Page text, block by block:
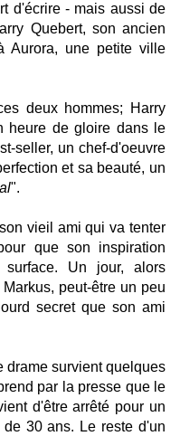
d'écrire - mais aussi de
Quebert, son ancien
Aurora, une petite ville
deux hommes; Harry
heure de gloire dans le
seller, un chef-d'oeuvre
et sa beauté, un
".
vieil ami qui va tenter
que son inspiration
surface. Un jour, alors
peut-être un peu
secret que son ami
drame survient quelques
par la presse que le
d'être arrêté pour un
30 ans. Le reste d'un